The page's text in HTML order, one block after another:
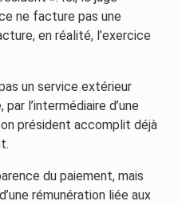
ne facture pas une
en réalité, l’exercice
un service extérieur
l’intermédiaire d’une
président accomplit déjà
du paiement, mais
rémunération liée aux